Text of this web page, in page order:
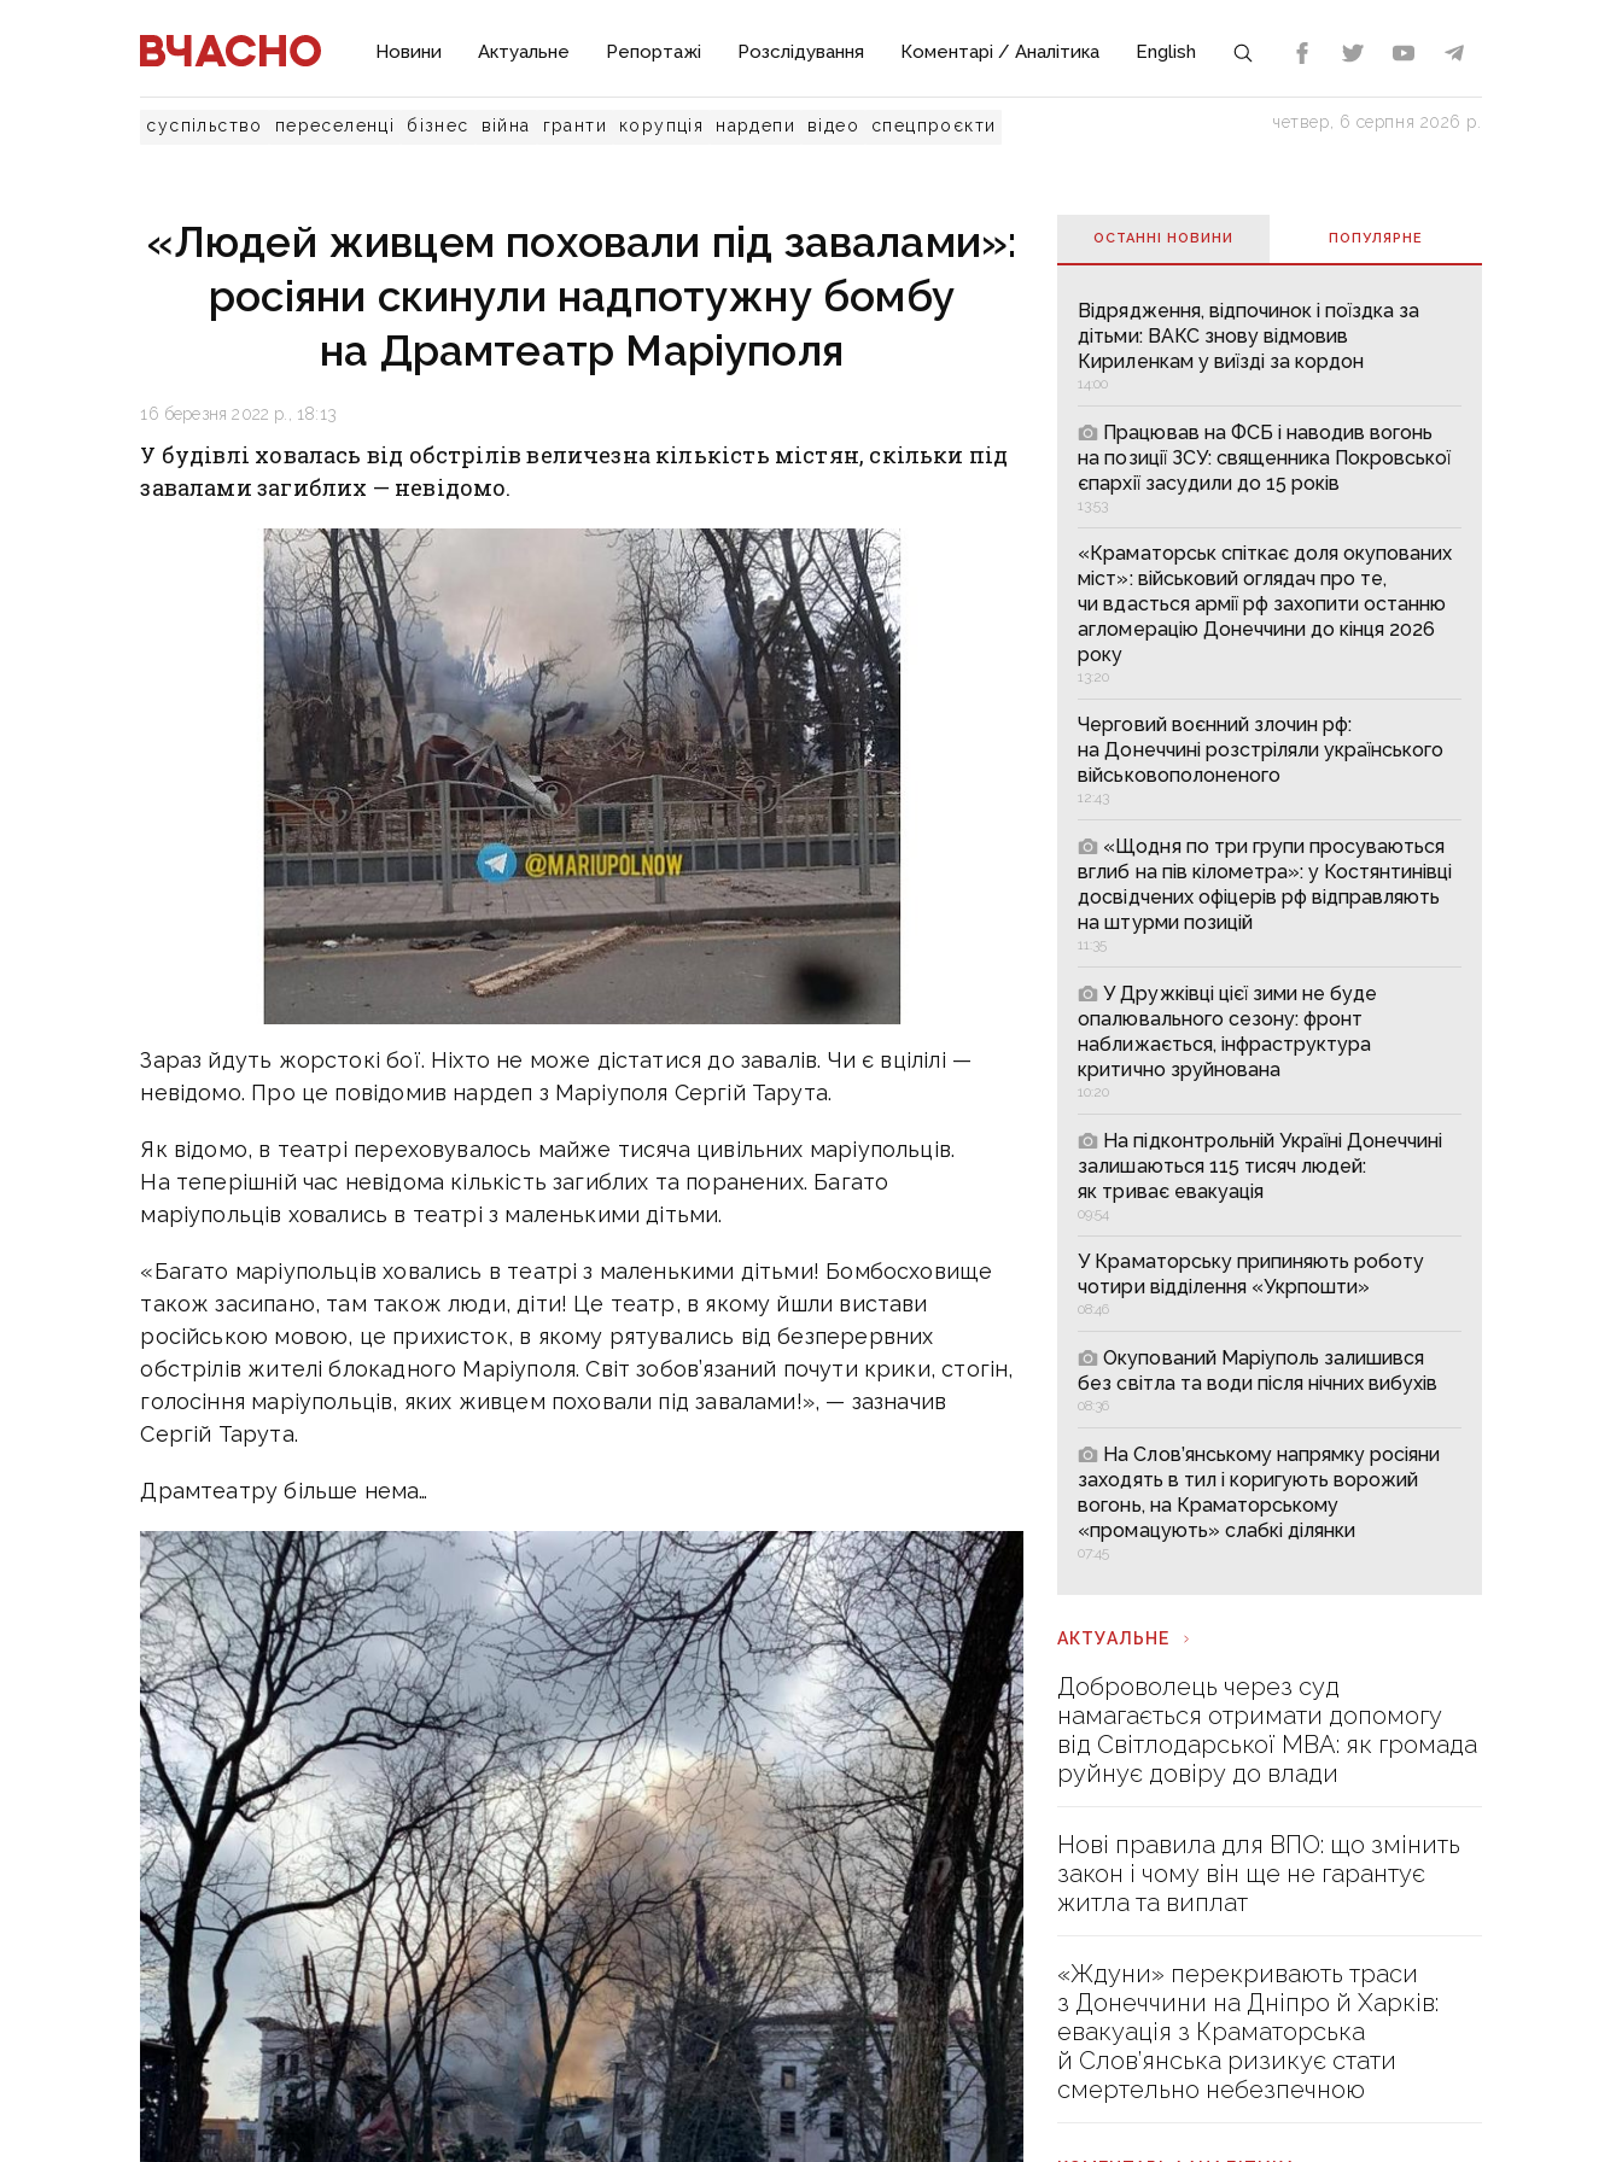
Новини Актуальне Репортажі Розслідування Коментарі / Аналітика English
суспільство переселенці бізнес війна гранти корупція нардепи відео спецпроєкти четвер, 6 серпня 2026 р.
«Людей живцем поховали під завалами»:
росіяни скинули надпотужну бомбу
на Драмтеатр Маріуполя
16 березня 2022 р., 18:13
У будівлі ховалась від обстрілів величезна кількість містян, скільки під
завалами загиблих — невідомо.
Зараз йдуть жорстокі бої. Ніхто не може дістатися до завалів. Чи є вцілілі —
невідомо. Про це повідомив нардеп з Маріуполя Сергій Тарута.
Як відомо, в театрі переховувалось майже тисяча цивільних маріупольців.
На теперішній час невідома кількість загиблих та поранених. Багато
маріупольців ховались в театрі з маленькими дітьми.
«Багато маріупольців ховались в театрі з маленькими дітьми! Бомбосховище
також засипано, там також люди, діти! Це театр, в якому йшли вистави
російською мовою, це прихисток, в якому рятувались від безперервних
обстрілів жителі блокадного Маріуполя. Світ зобов’язаний почути крики, стогін,
голосіння маріупольців, яких живцем поховали під завалами!», — зазначив
Сергій Тарута.
Драмтеатру більше нема…
ОСТАННІ НОВИНИ ПОПУЛЯРНE
Відрядження, відпочинок і поїздка за
дітьми: ВАКС знову відмовив
Кириленкам у виїзді за кордон
14:00
Працював на ФСБ і наводив вогонь
на позиції ЗСУ: священника Покровської
єпархії засудили до 15 років
13:53
«Краматорськ спіткає доля окупованих
міст»: військовий оглядач про те,
чи вдасться армії рф захопити останню
агломерацію Донеччини до кінця 2026
року
13:20
Черговий воєнний злочин рф:
на Донеччині розстріляли українського
військовополоненого
12:43
«Щодня по три групи просуваються
вглиб на пів кілометра»: у Костянтинівці
досвідчених офіцерів рф відправляють
на штурми позицій
11:35
У Дружківці цієї зими не буде
опалювального сезону: фронт
наближається, інфраструктура
критично зруйнована
10:20
На підконтрольній Україні Донеччині
залишаються 115 тисяч людей:
як триває евакуація
09:54
У Краматорську припиняють роботу
чотири відділення «Укрпошти»
08:46
Окупований Маріуполь залишився
без світла та води після нічних вибухів
08:36
На Слов’янському напрямку росіяни
заходять в тил і коригують ворожий
вогонь, на Краматорському
«промацують» слабкі ділянки
07:45
АКТУАЛЬНЕ
Доброволець через суд
намагається отримати допомогу
від Світлодарської МВА: як громада
руйнує довіру до влади
Нові правила для ВПО: що змінить
закон і чому він ще не гарантує
житла та виплат
«Ждуни» перекривають траси
з Донеччини на Дніпро й Харків:
евакуація з Краматорська
й Слов’янська ризикує стати
смертельно небезпечною